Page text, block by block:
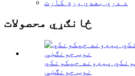
د درې بعدي ورق کارت
ځانګړي محصولات
پیډونه چپکونکي
نوټ چونګښې